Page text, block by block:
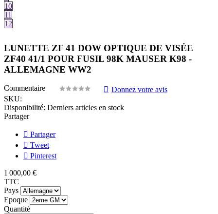
10
11
12
LUNETTE ZF 41 DOW OPTIQUE DE VISÉE
ZF40 41/1 POUR FUSIL 98K MAUSER K98 -
ALLEMAGNE WW2
Commentaire
Donnez votre avis
SKU:
Disponibilité: Derniers articles en stock
Partager
Partager
Tweet
Pinterest
1 000,00 €
TTC
Pays
Epoque
Quantité